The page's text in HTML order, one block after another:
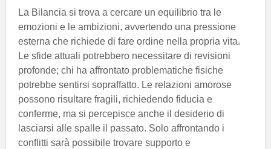
La Bilancia si trova a cercare un equilibrio tra le
emozioni e le ambizioni, avvertendo una pressione
esterna che richiede di fare ordine nella propria vita.
Le sfide attuali potrebbero necessitare di revisioni
profonde; chi ha affrontato problematiche fisiche
potrebbe sentirsi sopraffatto. Le relazioni amorose
possono risultare fragili, richiedendo fiducia e
conferme, ma si percepisce anche il desiderio di
lasciarsi alle spalle il passato. Solo affrontando i
conflitti sarà possibile trovare supporto e